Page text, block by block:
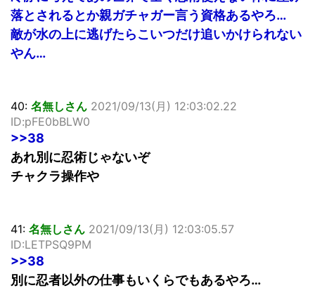
落とされるとか親ガチャガー言う資格あるやろ…
敵が水の上に逃げたらこいつだけ追いかけられない
やん…
40: 名無しさん 2021/09/13(月) 12:03:02.22
ID:pFE0bBLW0
>>38
あれ別に忍術じゃないぞ
チャクラ操作や
41: 名無しさん 2021/09/13(月) 12:03:05.57
ID:LETPSQ9PM
>>38
別に忍者以外の仕事もいくらでもあるやろ…